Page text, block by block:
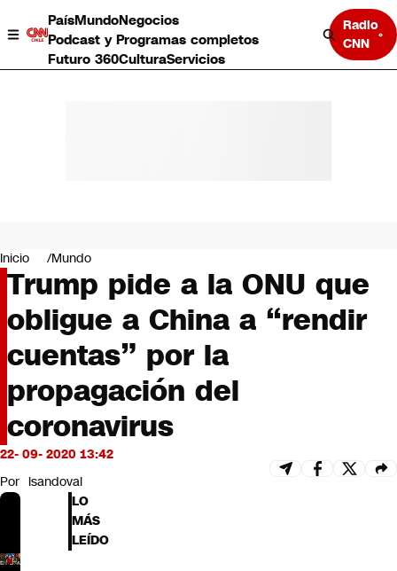
PaísMundoNegocios
Podcast y Programas completos
Futuro 360CulturaServicios
Radio
CNN
Negocios
Deportes
Programas completos
Cultura
Servicios
Bits
CNN tiempo
Futuro 360
Opinión
Inicio Mundo
Trump pide a la ONU que
obligue a China a “rendir
cuentas” por la
propagación del
coronavirus
22- 09- 2020 13:42
Por lsandoval
LO
MÁS
LEÍDO